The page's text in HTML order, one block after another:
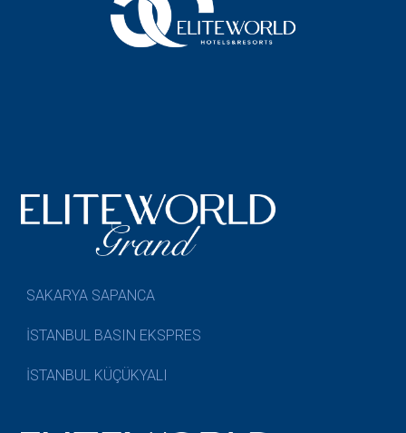
SAKARYA SAPANCA
İSTANBUL BASIN EKSPRES
İSTANBUL KÜÇÜKYALI